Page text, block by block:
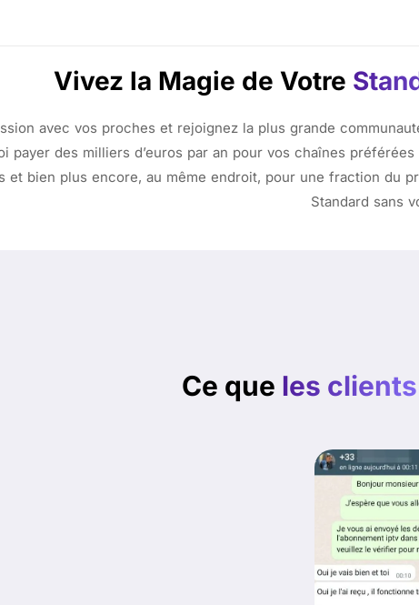
Vivez la Magie de Votre
avec vos proches et rejoignez la plus grande
payer des milliers d’euros par an pour vos chaînes
et bien plus encore, au même endroit, pour une fraction du
Standard sans
Ce que les